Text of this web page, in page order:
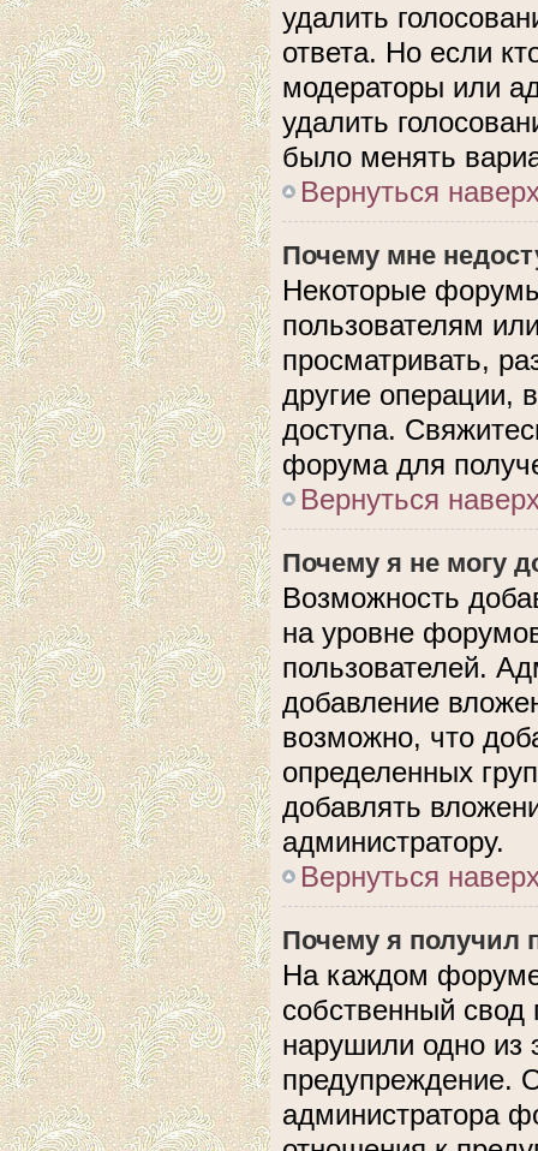
удалить
ответа. Но если
модераторы или
удалить
было менять
Вернуться
Почему мне
Некоторые
пользователям
просматривать,
другие операции,
доступа.
форума для
Вернуться
Почему я не могу
Возможность
на уровне
пользователей.
добавление
возможно, что
определенных
добавлять
администратору.
Вернуться
Почему я получил
На каждом
собственный
нарушили одно из
предупреждение.
администратора